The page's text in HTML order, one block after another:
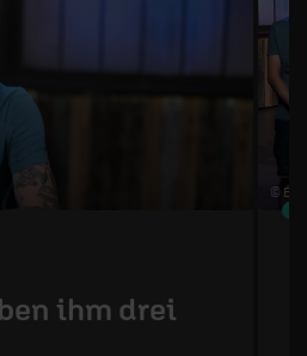
ihm drei
© ÉRF